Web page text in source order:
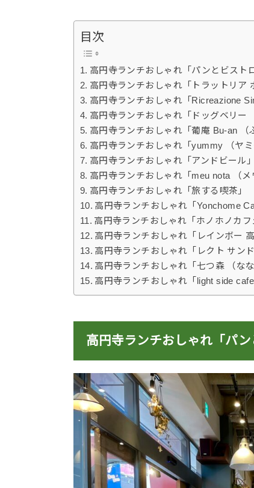
目次
高円寺ランチおしゃれ「パンとビスト
高円寺ランチおしゃれ「トラットリア
高円寺ランチおしゃれ「Ricreazione
高円寺ランチおしゃれ「ドッグベリー
高円寺ランチおしゃれ「葡庵 Bu-an （
高円寺ランチおしゃれ「yummy （ヤミ
高円寺ランチおしゃれ「アンドビール」
高円寺ランチおしゃれ「meu nota （メ
高円寺ランチおしゃれ「旅する喫茶」
高円寺ランチおしゃれ「Yonchome
高円寺ランチおしゃれ「ホノホノカフ
高円寺ランチおしゃれ「レインボー
高円寺ランチおしゃれ「レクト サン
高円寺ランチおしゃれ「七つ森 （なな
高円寺ランチおしゃれ「light side
高円寺ランチおしゃれ「パ